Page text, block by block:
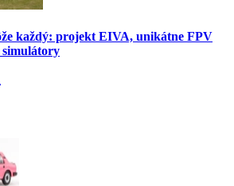
každý: projekt EIVA, unikátne FPV
simulátory